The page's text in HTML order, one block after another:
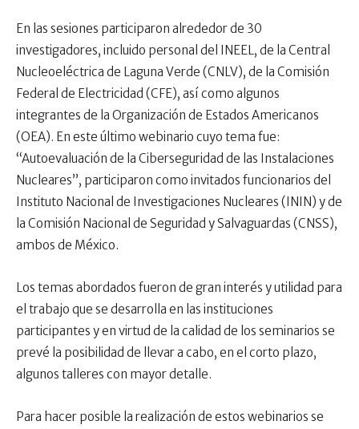
En las sesiones participaron alrededor de 30
investigadores, incluido personal del INEEL, de la Central
Nucleoeléctrica de Laguna Verde (CNLV), de la Comisión
Federal de Electricidad (CFE), así como algunos
integrantes de la Organización de Estados Americanos
(OEA). En este último webinario cuyo tema fue:
“Autoevaluación de la Ciberseguridad de las Instalaciones
Nucleares”, participaron como invitados funcionarios del
Instituto Nacional de Investigaciones Nucleares (ININ) y de
la Comisión Nacional de Seguridad y Salvaguardas (CNSS),
ambos de México.
Los temas abordados fueron de gran interés y utilidad para
el trabajo que se desarrolla en las instituciones
participantes y en virtud de la calidad de los seminarios se
prevé la posibilidad de llevar a cabo, en el corto plazo,
algunos talleres con mayor detalle.
Para hacer posible la realización de estos webinarios se